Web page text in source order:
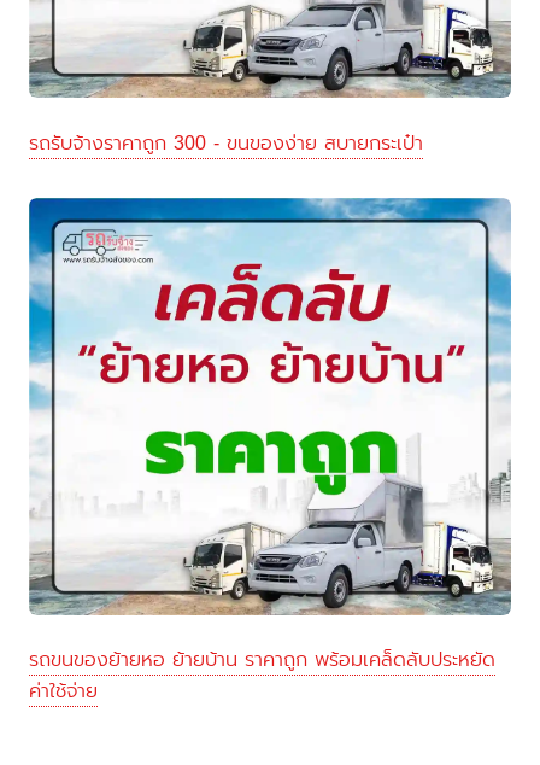
รถรับจ้างราคาถูก 300 - ขนของง่าย สบายกระเป๋า
รถขนของย้ายหอ ย้ายบ้าน ราคาถูก พร้อมเคล็ดลับประหยัด
ค่าใช้จ่าย